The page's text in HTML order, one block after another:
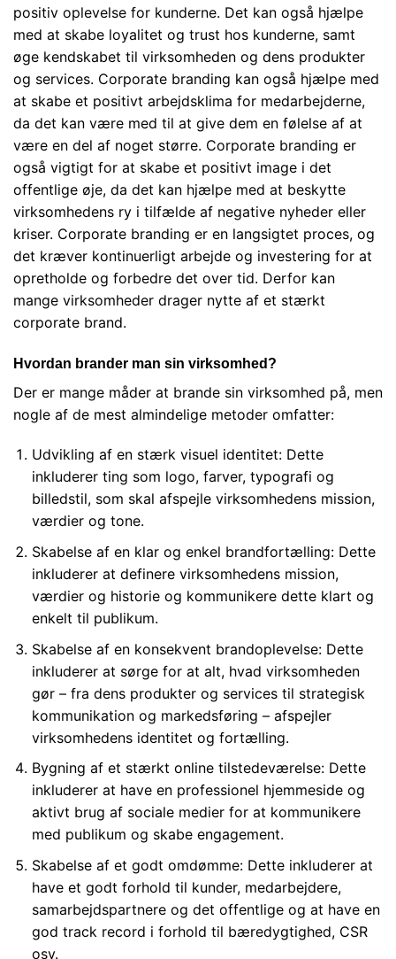
positiv oplevelse for kunderne. Det kan også hjælpe
med at skabe loyalitet og trust hos kunderne, samt
øge kendskabet til virksomheden og dens produkter
og services. Corporate branding kan også hjælpe med
at skabe et positivt arbejdsklima for medarbejderne,
da det kan være med til at give dem en følelse af at
være en del af noget større. Corporate branding er
også vigtigt for at skabe et positivt image i det
offentlige øje, da det kan hjælpe med at beskytte
virksomhedens ry i tilfælde af negative nyheder eller
kriser. Corporate branding er en langsigtet proces, og
det kræver kontinuerligt arbejde og investering for at
opretholde og forbedre det over tid. Derfor kan
mange virksomheder drager nytte af et stærkt
corporate brand.
Hvordan brander man sin virksomhed?
Der er mange måder at brande sin virksomhed på, men
nogle af de mest almindelige metoder omfatter:
Udvikling af en stærk visuel identitet: Dette
inkluderer ting som logo, farver, typografi og
billedstil, som skal afspejle virksomhedens mission,
værdier og tone.
Skabelse af en klar og enkel brandfortælling: Dette
inkluderer at definere virksomhedens mission,
værdier og historie og kommunikere dette klart og
enkelt til publikum.
Skabelse af en konsekvent brandoplevelse: Dette
inkluderer at sørge for at alt, hvad virksomheden
gør – fra dens produkter og services til strategisk
kommunikation og markedsføring – afspejler
virksomhedens identitet og fortælling.
Bygning af et stærkt online tilstedeværelse: Dette
inkluderer at have en professionel hjemmeside og
aktivt brug af sociale medier for at kommunikere
med publikum og skabe engagement.
Skabelse af et godt omdømme: Dette inkluderer at
have et godt forhold til kunder, medarbejdere,
samarbejdspartnere og det offentlige og at have en
god track record i forhold til bæredygtighed, CSR
osv.